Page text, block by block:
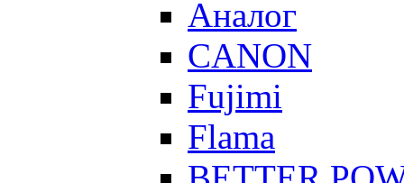
Аналог
CANON
Fujimi
Flama